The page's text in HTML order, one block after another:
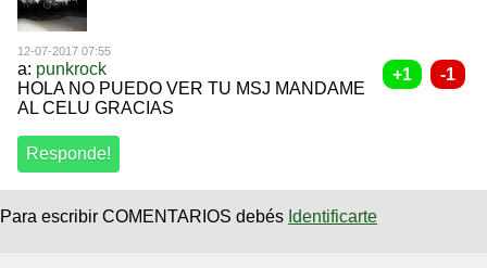
12-07-2017 07:55
a: punkrock
HOLA NO PUEDO VER TU MSJ MANDAME
AL CELU GRACIAS
Para escribir COMENTARIOS debés Identificarte